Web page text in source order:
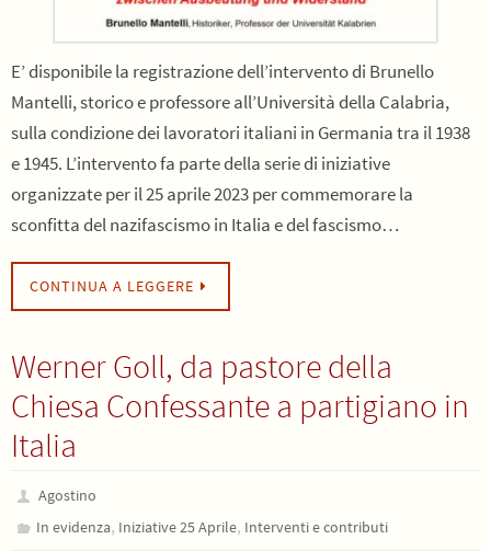
E’ disponibile la registrazione dell’intervento di Brunello
Mantelli, storico e professore all’Università della Calabria,
sulla condizione dei lavoratori italiani in Germania tra il 1938
e 1945. L’intervento fa parte della serie di iniziative
organizzate per il 25 aprile 2023 per commemorare la
sconfitta del nazifascismo in Italia e del fascismo…
CONTINUA A LEGGERE
Werner Goll, da pastore della
Chiesa Confessante a partigiano in
Italia
Agostino
In evidenza, Iniziative 25 Aprile, Interventi e contributi